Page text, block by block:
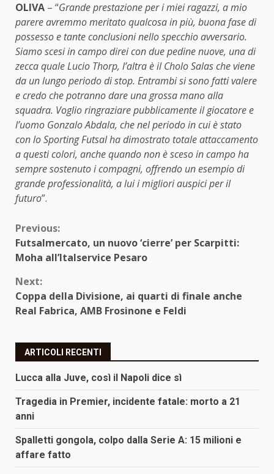
OLIVA – “Grande prestazione per i miei ragazzi, a mio
parere avremmo meritato qualcosa in più, buona fase di
possesso e tante conclusioni nello specchio avversario.
Siamo scesi in campo direi con due pedine nuove, una di
zecca quale Lucio Thorp, l’altra è il Cholo Salas che viene
da un lungo periodo di stop. Entrambi si sono fatti valere
e credo che potranno dare una grossa mano alla
squadra. Voglio ringraziare pubblicamente il giocatore e
l’uomo Gonzalo Abdala, che nel periodo in cui è stato
con lo Sporting Futsal ha dimostrato totale attaccamento
a questi colori, anche quando non è sceso in campo ha
sempre sostenuto i compagni, offrendo un esempio di
grande professionalità, a lui i migliori auspici per il
futuro”.
Continue
Reading
Previous:
Futsalmercato, un nuovo ‘cierre’ per Scarpitti:
Moha all’Italservice Pesaro
Next:
Coppa della Divisione, ai quarti di finale anche
Real Fabrica, AMB Frosinone e Feldi
ARTICOLI RECENTI
Lucca alla Juve, così il Napoli dice sì
Tragedia in Premier, incidente fatale: morto a 21
anni
Spalletti gongola, colpo dalla Serie A: 15 milioni e
affare fatto